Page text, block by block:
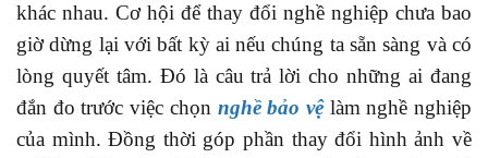
khác nhau. Cơ hội để thay đổi nghề nghiệp chưa bao
giờ dừng lại với bất kỳ ai nếu chúng ta sẵn sàng và có
lòng quyết tâm. Đó là câu trả lời cho những ai đang
đắn đo trước việc chọn nghề bảo vệlàm nghề nghiệp
của mình. Đồng thời góp phần thay đổi hình ảnh về